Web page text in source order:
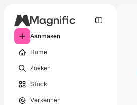
Aanmaken
Home
Zoeken
Stock
Verkennen